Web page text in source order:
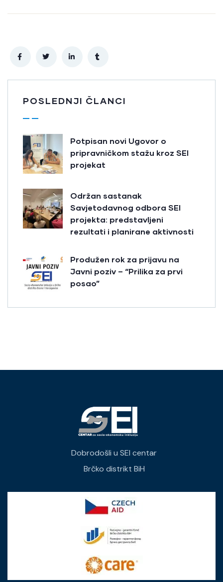
POSLEDNJI ČLANCI
Potpisan novi Ugovor o
pripravničkom stažu kroz SEI
projekat
Održan sastanak
Savjetodavnog odbora SEI
projekta: predstavljeni
rezultati i planirane aktivnosti
Produžen rok za prijavu na
Javni poziv – “Prilika za prvi
posao”
Dobrodošli u SEI centar
Brčko distrikt BiH